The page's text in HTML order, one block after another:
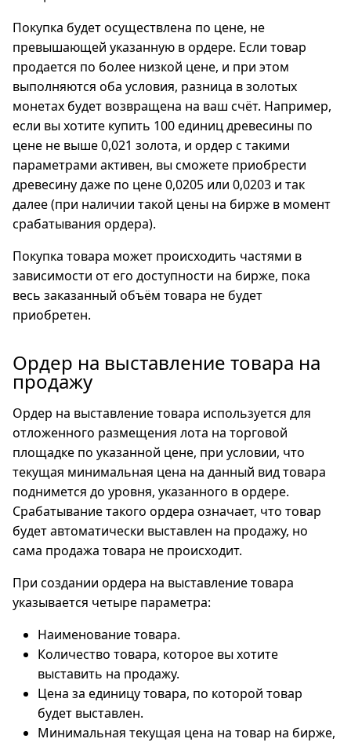
Покупка будет осуществлена по цене, не
превышающей указанную в ордере. Если товар
продается по более низкой цене, и при этом
выполняются оба условия, разница в золотых
монетах будет возвращена на ваш счёт. Например,
если вы хотите купить 100 единиц древесины по
цене не выше 0,021 золота, и ордер с такими
параметрами активен, вы сможете приобрести
древесину даже по цене 0,0205 или 0,0203 и так
далее (при наличии такой цены на бирже в момент
срабатывания ордера).
Покупка товара может происходить частями в
зависимости от его доступности на бирже, пока
весь заказанный объём товара не будет
приобретен.
Ордер на выставление товара на
продажу
Ордер на выставление товара используется для
отложенного размещения лота на торговой
площадке по указанной цене, при условии, что
текущая минимальная цена на данный вид товара
поднимется до уровня, указанного в ордере.
Срабатывание такого ордера означает, что товар
будет автоматически выставлен на продажу, но
сама продажа товара не происходит.
При создании ордера на выставление товара
указывается четыре параметра:
Наименование товара.
Количество товара, которое вы хотите
выставить на продажу.
Цена за единицу товара, по которой товар
будет выставлен.
Минимальная текущая цена на товар на бирже,